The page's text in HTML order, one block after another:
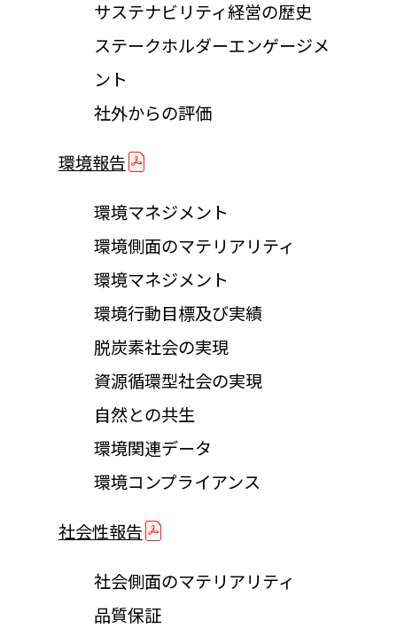
サステナビリティ経営の歴史
ステークホルダーエンゲージメ
ント
社外からの評価
環境報告
環境マネジメント
環境側面のマテリアリティ
環境マネジメント
環境行動目標及び実績
脱炭素社会の実現
資源循環型社会の実現
自然との共生
環境関連データ
環境コンプライアンス
社会性報告
社会側面のマテリアリティ
品質保証